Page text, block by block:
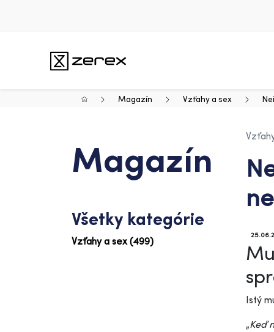
Magazín Vzťahy a sex
Magazín
Všetky kategórie
Vzťahy a sex (499)
Istý
„Keď